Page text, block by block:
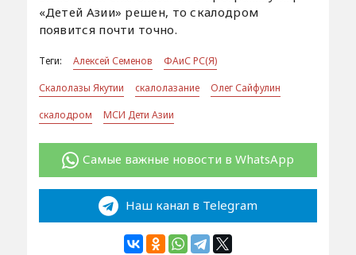
«Детей Азии» решен, то скалодром
появится почти точно.
Теги: Алексей Семенов
ФАиС РС(Я)
Скалолазы Якутии
скалолазание
Олег Сайфулин
скалодром
МСИ Дети Азии
Самые важные новости в WhatsApp
Наш канал в Telegram